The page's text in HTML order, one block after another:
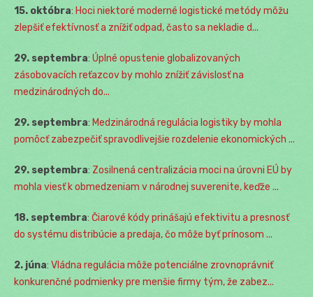
15. októbra: Hoci niektoré moderné logistické metódy môžu
zlepšiť efektívnosť a znížiť odpad, často sa nekladie d...
29. septembra: Úplné opustenie globalizovaných
zásobovacích reťazcov by mohlo znížiť závislosť na
medzinárodných do...
29. septembra: Medzinárodná regulácia logistiky by mohla
pomôcť zabezpečiť spravodlivejšie rozdelenie ekonomických ...
29. septembra: Zosilnená centralizácia moci na úrovni EÚ by
mohla viesť k obmedzeniam v národnej suverenite, keďže ...
18. septembra: Čiarové kódy prinášajú efektivitu a presnosť
do systému distribúcie a predaja, čo môže byť prínosom ...
2. júna: Vládna regulácia môže potenciálne zrovnoprávniť
konkurenčné podmienky pre menšie firmy tým, že zabez...